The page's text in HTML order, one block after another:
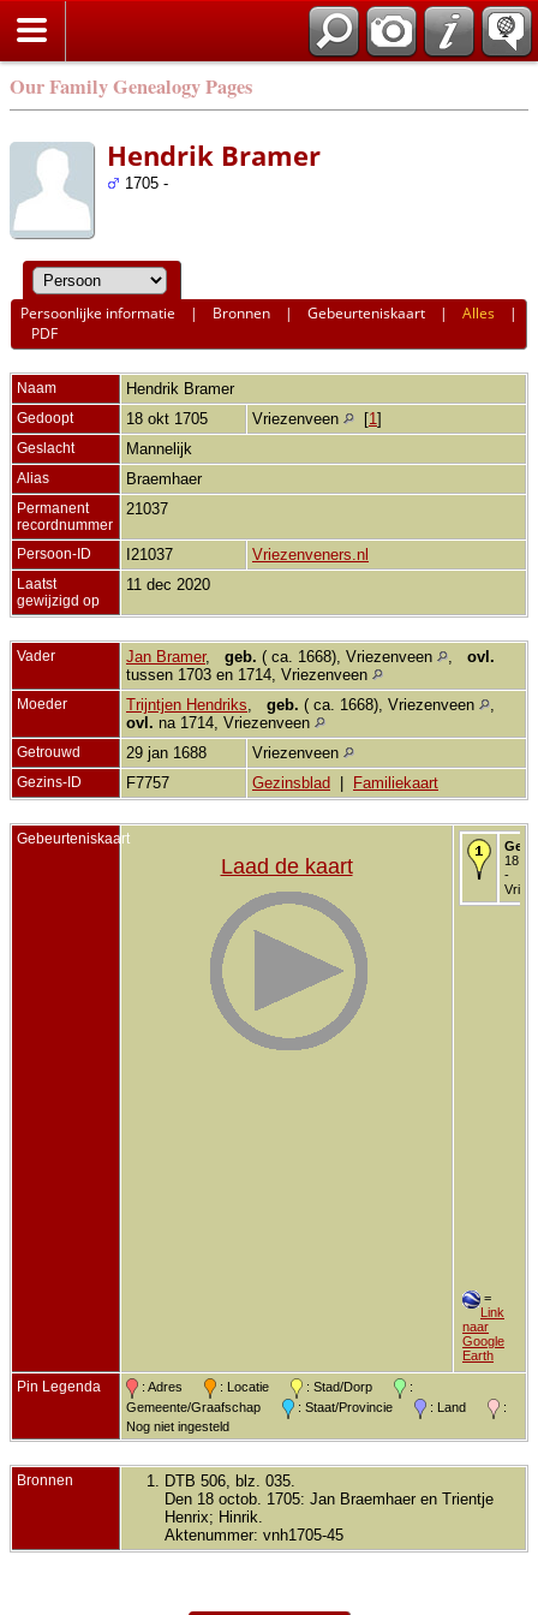
Our Family Genealogy Pages
Hendrik Bramer
1705 -
Persoonlijke informatie | Bronnen |Gebeurteniskaart |Alles |
PDF
Naam Hendrik Bramer
Gedoopt 18 okt 1705 Vriezenveen [1 ]
Geslacht Mannelijk
Alias Braemhaer
Permanent
recordnummer
21037
Persoon-ID I21037 Vriezenveners.nl
Laatst
gewijzigd op
11 dec 2020
Vader Jan Bramer, geb. ( ca. 1668), Vriezenveen
ovl.
tussen 1703 en 1714, Vriezenveen
Moeder Trijntjen Hendriks geb. ( ca. 1668), Vriezenveen
ovl. na 1714, Vriezenveen
Getrouwd 29 jan 1688 Vriezenveen
Gezins-ID F7757 Gezinsblad Familiekaart
Gebeurteniskaart
Laad de kaart
18
-
=
Link
naar
Google
Earth
Pin Legenda : Adres : Locatie : Stad/Dorp
:
Gemeente/Graafschap
: Staat/Provincie : Land
:
Nog niet ingesteld
Bronnen
DTB 506, blz. 035.
Den 18 octob. 1705: Jan Braemhaer en Trientje
Henrix; Hinrik.
Aktenummer: vnh1705-45